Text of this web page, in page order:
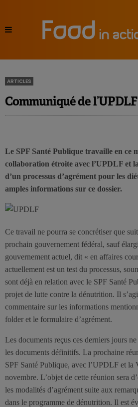
ARTICLES
Communiqué de l’UPDLF
Le SPF Santé Publique travaille en ce
collaboration étroite avec l’UPDLF et
d’un processus d’agrément pour les
amples informations sur ce dossier.
Ce travail ne pourra se concrétiser que
prochain gouvernement fédéral, sauf
gouvernement actuel, dit « en affaires
actuellement est un test du processus,
sont déjà en relation avec le SPF Santé
projet de lutte contre la dénutrition. Il
commentaire sur les informations
folder et le formulaire d’agrément.
Les documents reçus ces derniers jours
les documents définitifs. La prochaine
SPF Santé Publique, avec l’UPDLF et
novembre. L’objet de cette réunion sera
les modalités d’agrément suite aux
dans le programme de dénutrition. Il est